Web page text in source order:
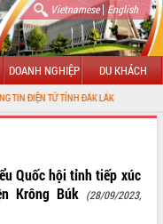
Vietnamese| English
DOANH NGHIỆP DU KHÁCH
ĐẮK LẮK
Quốc hội tỉnh tiếp xúc
Krông Búk
(28/09/2023,